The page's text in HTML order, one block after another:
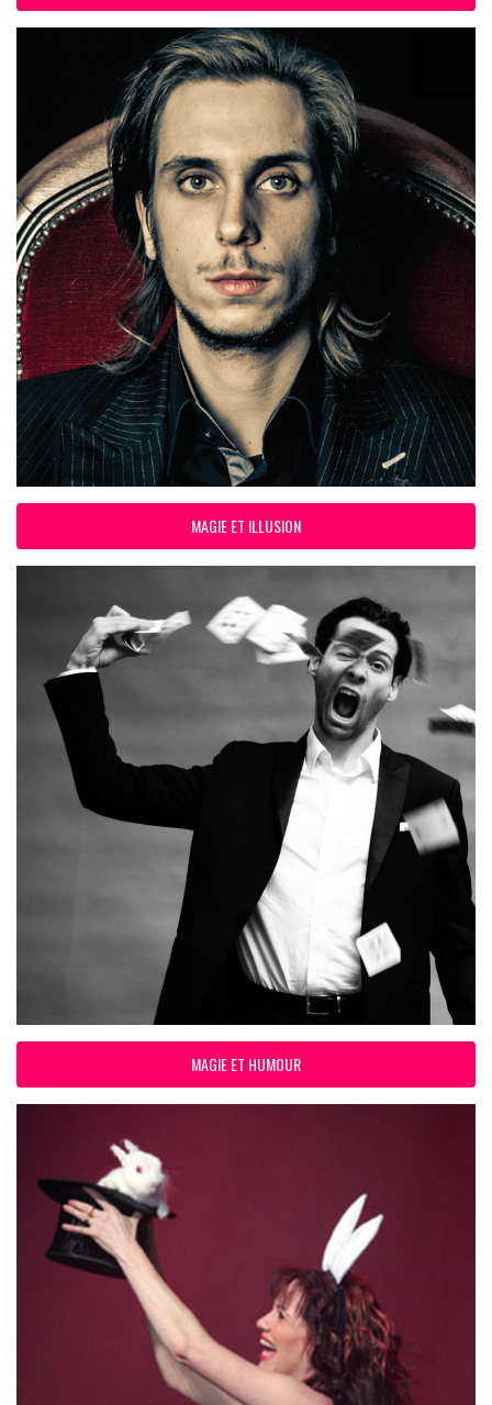
MAGIE ET ILLUSION
MAGIE ET HUMOUR